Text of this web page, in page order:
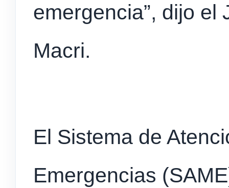
emergencia”, dijo el
Macri.
El Sistema de
Emergencias